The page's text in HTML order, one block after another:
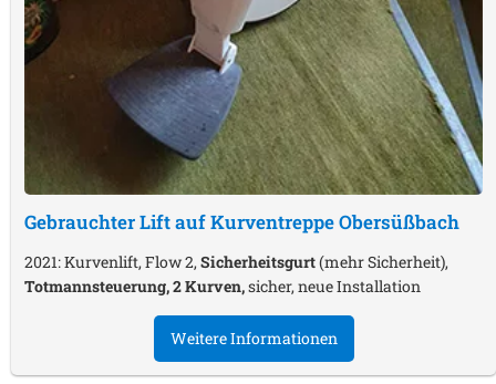
Gebrauchter Lift auf KurventreppeObersüßbach
2021: Kurvenlift, Flow 2, Sicherheitsgurt(mehr Sicherheit),
Totmannsteuerung, 2 Kurven,sicher, neue Installation
Weitere Informationen